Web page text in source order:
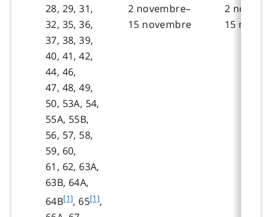
28, 29, 31,
32, 35, 36,
37, 38, 39,
40, 41, 42,
44, 46,
47, 48, 49,
50, 53A, 54,
55A, 55B,
56, 57, 58,
59, 60,
61, 62, 63A,
63B, 64A,
64Bf
o
[1], 65f
[1],
2 novembre–
15 novembre
2
15